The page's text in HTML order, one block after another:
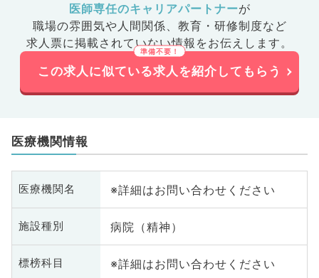
医師専任のキャリアパートナーが
職場の雰囲気や人間関係、 教育・研修制度など
求人票に掲載されていない情報をお伝えします。
この求人に似ている求人を紹介してもらう
医療機関情報
医療機関名 ※詳細はお問い合わせください
施設種別 病院（精神）
標榜科目 ※詳細はお問い合わせください